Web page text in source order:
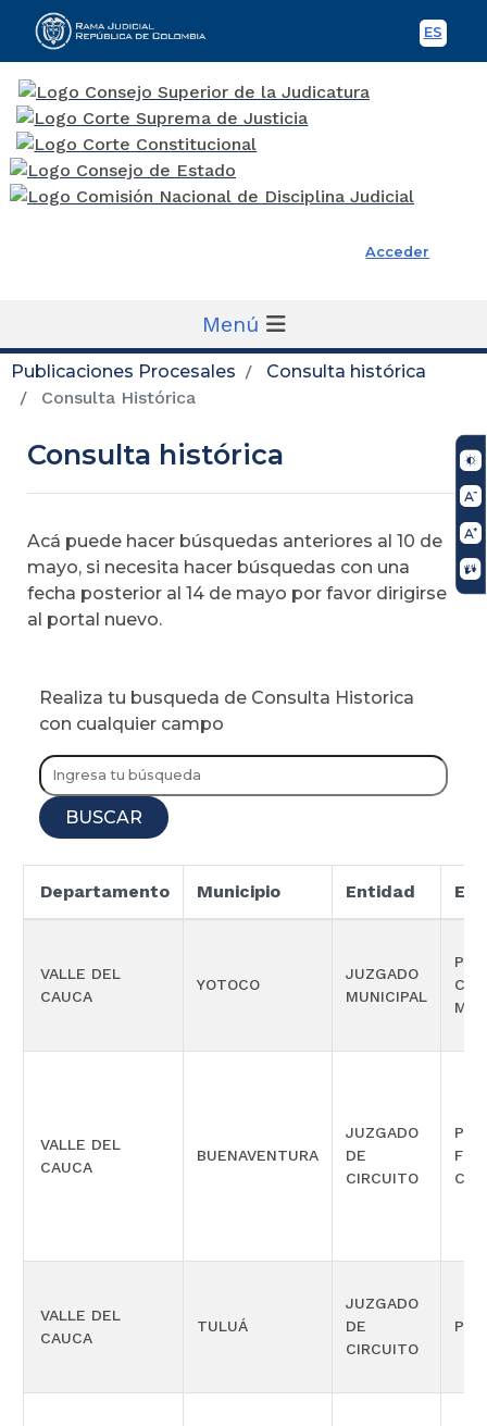
ES
Rama Judicial
Acceder
Menú
Publicaciones Procesales
Consulta histórica
Consulta Histórica
Consulta histórica
Acá puede hacer búsquedas anteriores al 10 de
mayo, si necesita hacer búsquedas con una
fecha posterior al 14 de mayo por favor dirigirse
al portal nuevo.
Realiza tu busqueda de Consulta Historica
con cualquier campo
BUSCAR
Departamento Municipio Entidad
VALLE DEL
CAUCA
YOTOCO
JUZGADO
MUNICIPAL
VALLE DEL
CAUCA
BUENAVENTURA
JUZGADO
DE
CIRCUITO
VALLE DEL
CAUCA
TULUÁ
JUZGADO
DE
CIRCUITO